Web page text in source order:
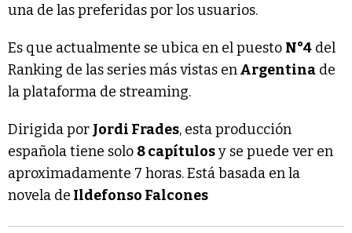
una de las preferidas por los usuarios.
Es que actualmente se ubica en el puesto N°4 del
Ranking de las series más vistas enArgentina de
la plataforma de streaming.
Dirigida por Jordi Frades, esta producción
española tiene solo 8 capítulosy se puede ver en
aproximadamente 7 horas. Está basada en la
novela de Ildefonso Falcones